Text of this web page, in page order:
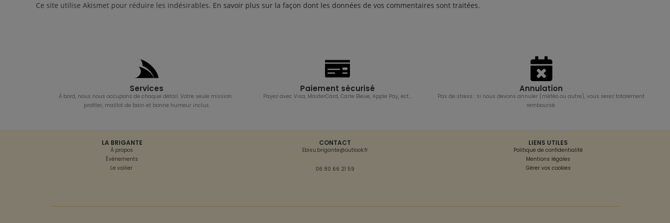
Ce site utilise Akismet pour réduire les indésirables. En savoir plus sur la façon dont les données de vos commentaires sont traitées.
Services
À bord, nous nous occupons de chaque détail. Votre seule mission :
profiter, maillot de bain et bonne humeur inclus.
Paiement sécurisé
Payez avec Visa, MasterCard, Carte Bleue, Apple Pay, ect…
Annulation
Pas de stress : si nous devons annuler (météo ou autre), vous serez totalement
remboursé.
LA BRIGANTE
À propos
Évènements
Le voilier
CONTACT
Ebisu.brigante@outlook.fr
06 80 66 21 59
LIENS UTILES
Politique de confidentialité
Mentions légales
Gérer vos cookies